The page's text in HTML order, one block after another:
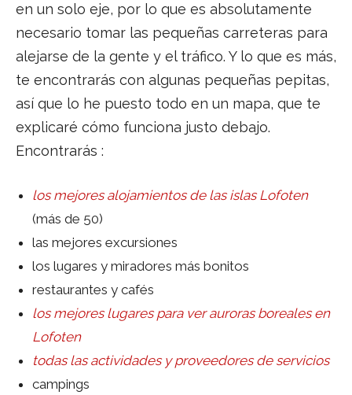
en un solo eje, por lo que es absolutamente
necesario tomar las pequeñas carreteras para
alejarse de la gente y el tráfico. Y lo que es más,
te encontrarás con algunas pequeñas pepitas,
así que lo he puesto todo en un mapa, que te
explicaré cómo funciona justo debajo.
Encontrarás :
los mejores alojamientos de las islas Lofoten
(más de 50)
las mejores excursiones
los lugares y miradores más bonitos
restaurantes y cafés
los mejores lugares para ver auroras boreales en
Lofoten
todas las actividades y proveedores de servicios
campings